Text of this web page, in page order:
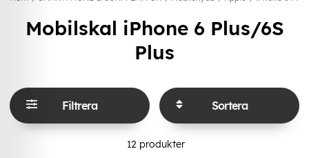
Mobilskal iPhone 6 Plus/6S
Plus
Filtrera Sortera
12 produkter